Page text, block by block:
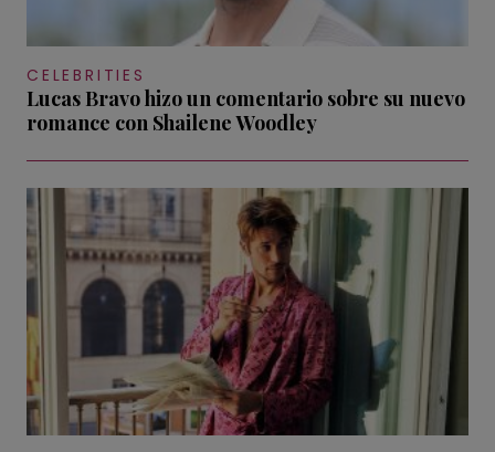
CELEBRITIES
Lucas Bravo hizo un comentario sobre su nuevo
romance con Shailene Woodley